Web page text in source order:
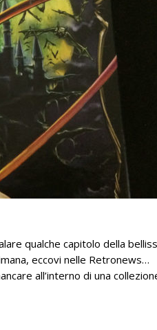
qualche capitolo della
eccovi nelle Retronews…
all’interno di una